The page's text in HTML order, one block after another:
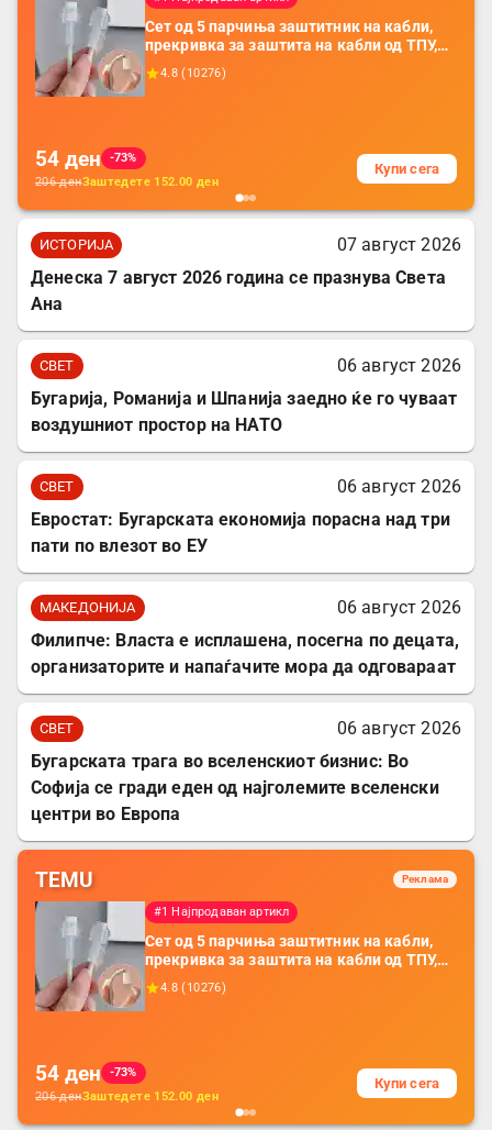
Сет од 5 парчиња заштитник на кабли,
прекривка за заштита на кабли од ТПУ,
додатоци за заштита на кабли, без
батерија, за мобилни телефони, комплет
4.8 (10276)
54 ден
-73%
206денЗаштедете 152.00 ден
Купи сега
ИСТОРИЈА
07 август 2026
Денеска 7 август 2026 година се празнува Света
Ана
СВЕТ
06 август 2026
Бугарија, Романија и Шпанија заедно ќе го чуваат
воздушниот простор на НАТО
СВЕТ
06 август 2026
Евростат: Бугарската економија порасна над три
пати по влезот во ЕУ
МАКЕДОНИЈА
06 август 2026
Филипче: Власта е исплашена, посегна по децата,
организаторите и напаѓачите мора да одговараат
СВЕТ
06 август 2026
Бугарската трага во вселенскиот бизнис: Во
Софија се гради еден од најголемите вселенски
центри во Европа
TEMU Реклама
#1 Најпродаван артикл
Сет од 5 парчиња заштитник на кабли,
прекривка за заштита на кабли од ТПУ,
додатоци за заштита на кабли, без
батерија, за мобилни телефони, комплет
4.8 (10276)
54 ден
-73%
206денЗаштедете 152.00 ден
Купи сега